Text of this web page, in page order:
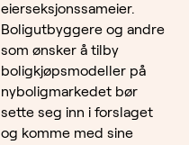
eierseksjonssameier.
Boligutbyggere og andre
som ønsker å tilby
boligkjøpsmodeller på
nyboligmarkedet bør
sette seg inn i forslaget
og komme med sine